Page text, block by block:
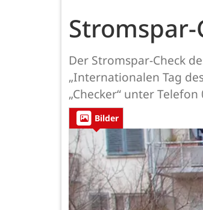
Stromspar-
Der Stromspar-Check
„Internationalen Tag
„Checker“ unter
Bilder